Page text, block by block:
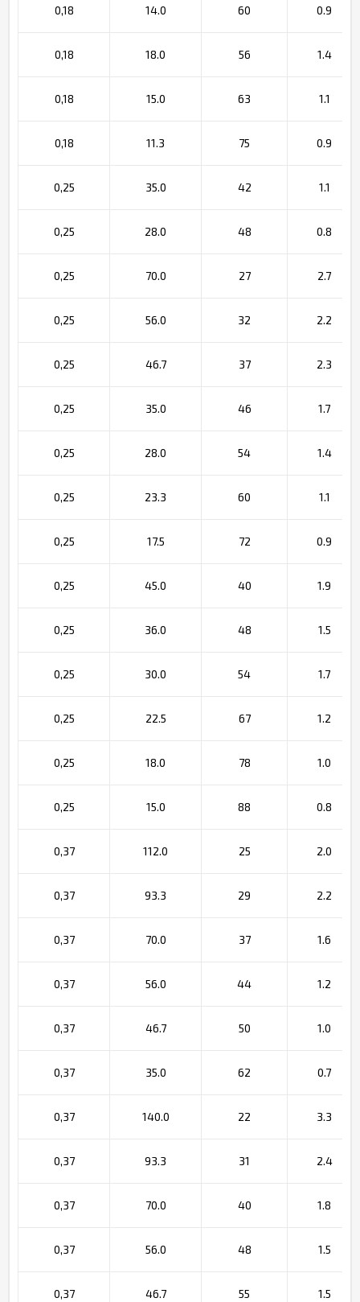
0,18 14.0 60 0.9
0,18 18.0 56 1.4
0,18 15.0 63 1.1
0,18 11.3 75 0.9
0,25 35.0 42 1.1
0,25 28.0 48 0.8
0,25 70.0 27 2.7
0,25 56.0 32 2.2
0,25 46.7 37 2.3
0,25 35.0 46 1.7
0,25 28.0 54 1.4
0,25 23.3 60 1.1
0,25 17.5 72 0.9
0,25 45.0 40 1.9
0,25 36.0 48 1.5
0,25 30.0 54 1.7
0,25 22.5 67 1.2
0,25 18.0 78 1.0
0,25 15.0 88 0.8
0,37 112.0 25 2.0
0,37 93.3 29 2.2
0,37 70.0 37 1.6
0,37 56.0 44 1.2
0,37 46.7 50 1.0
0,37 35.0 62 0.7
0,37 140.0 22 3.3
0,37 93.3 31 2.4
0,37 70.0 40 1.8
0,37 56.0 48 1.5
0,37 46.7 55 1.5